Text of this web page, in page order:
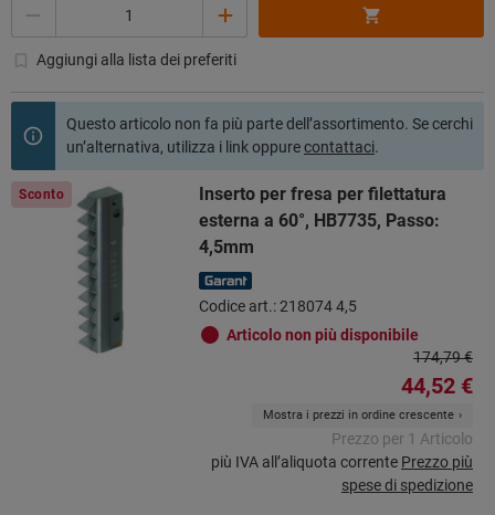
Aggiungi alla lista dei preferiti
Questo articolo non fa più parte dell’assortimento. Se cerchi
un’alternativa, utilizza i link oppurecontattaci.
Sconto
Inserto per fresa per filettatura
esterna a 60°, HB7735, Passo:
4,5mm
Codice art.: 218074 4,5
Articolo non più disponibile
174,79 €
44,52 €
Mostra i prezzi in ordine crescente
Prezzo per 1 Articolo
più IVA all’aliquota corrente Prezzo più
spese di spedizione